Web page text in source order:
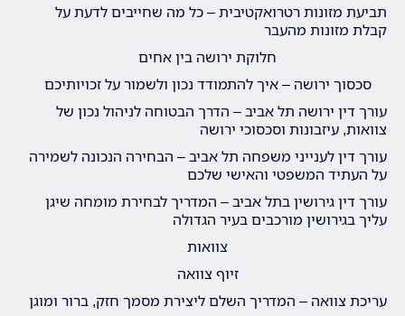
תביעת מזונות רטרואקטיבית – כל מה שחייבים לדעת על
קבלת מזונות מהעבר
חלוקת ירושה בין אחים
סכסוך ירושה – איך להתמודד נכון ולשמור על זכויותיכם
עורך דין ירושה תל אביב – הדרך הבטוחה לניהול נכון של
צוואות, עיזבונות וסכסוכי ירושה
עורך דין לענייני משפחה תל אביב – הבחירה הנכונה לשמירה
על העתיד המשפטי והאישי שלכם
עורך דין גירושין בתל אביב – המדריך לבחירת מומחה שיגן
עליך בגירושין מורכבים בעיר הגדולה
צוואות
זיוף צוואה
עריכת צוואה – המדריך השלם ליצירת מסמך חזק, ברור ומוגן